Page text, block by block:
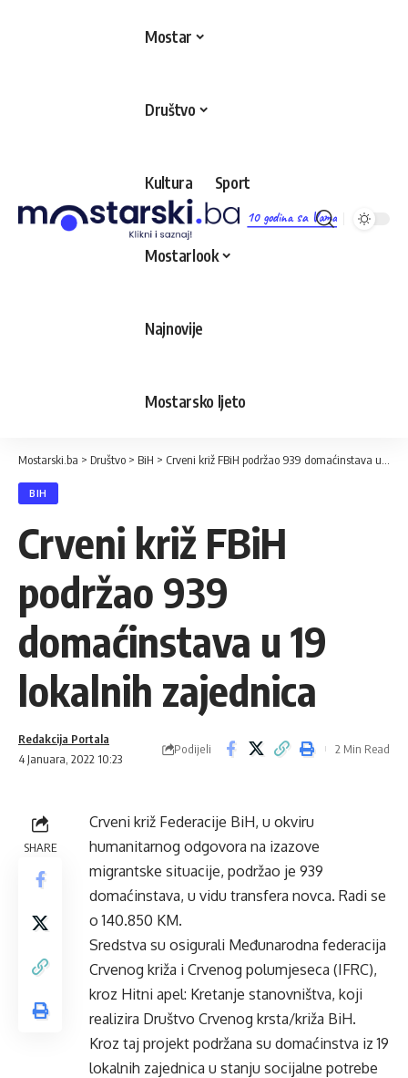
10 godina sa Vama
Mostar
Društvo
Kultura Sport
Mostarlook
Najnovije
Mostarsko ljeto
Mostarski.ba > Društvo > BiH > Crveni križ FBiH podržao 939 domaćinstava u 19 lokalnih zajednica
BIH
Crveni križ FBiH
podržao 939
domaćinstava u 19
lokalnih zajednica
4 Januara, 2022 10:23
Redakcija Portala
Podijeli 2 Min Read
SHARE
Crveni križ Federacije BiH, u okviru
humanitarnog odgovora na izazove
migrantske situacije, podržao je 939
domaćinstava, u vidu transfera novca. Radi se
o 140.850 KM.
Sredstva su osigurali Međunarodna federacija
Crvenog križa i Crvenog polumjeseca (IFRC),
kroz Hitni apel: Kretanje stanovništva, koji
realizira Društvo Crvenog krsta/križa BiH.
Kroz taj projekt podržana su domaćinstva iz 19
lokalnih zajednica u stanju socijalne potrebe